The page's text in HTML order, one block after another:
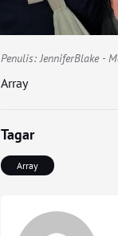
Penulis:JenniferBlake-
Array
Tagar
Array